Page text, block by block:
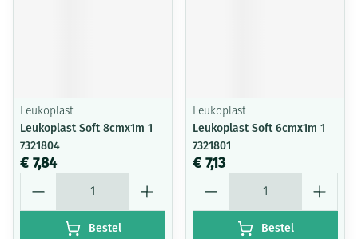
Leukoplast
Leukoplast Soft 8cmx1m 1
7321804
€ 7,84
Bestel
Leukoplast
Leukoplast Soft 6cmx1m 1
7321801
€ 7,13
Bestel